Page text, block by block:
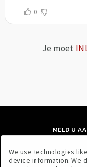
0
Je moet
MELD U
We use technologies
device information. We